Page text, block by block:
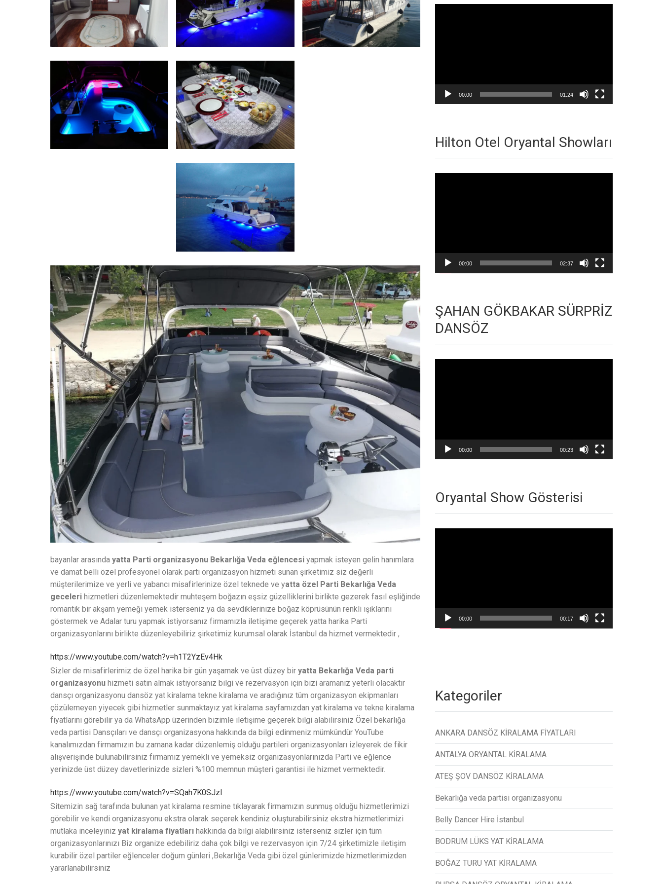
bayanlar arasında yatta Parti organizasyonu Bekarlığa Veda eğlencesi yapmak isteyen gelin hanımlara
ve damat belli özel profesyonel olarak parti organizasyon hizmeti sunan şirketimiz siz değerli
müşterilerimize ve yerli ve yabancı misafirlerinize özel teknede ve yatta özel Parti Bekarlığa Veda
geceleri hizmetleri düzenlemektedir muhteşem boğazın eşsiz güzelliklerini birlikte gezerek fasıl eşliğinde
romantik bir akşam yemeği yemek isterseniz ya da sevdiklerinize boğaz köprüsünün renkli ışıklarını
göstermek ve Adalar turu yapmak istiyorsanız firmamızla iletişime geçerek yatta harika Parti
organizasyonlarını birlikte düzenleyebiliriz şirketimiz kurumsal olarak İstanbul da hizmet vermektedir ,
https://www.youtube.com/watch?v=h1T2YzEv4Hk
Sizler de misafirlerimiz de özel harika bir gün yaşamak ve üst düzey bir yatta Bekarlığa Veda parti
organizasyonu hizmeti satın almak istiyorsanız bilgi ve rezervasyon için bizi aramanız yeterli olacaktır
dansçı organizasyonu dansöz yat kiralama tekne kiralama ve aradığınız tüm organizasyon ekipmanları
çözülemeyen yiyecek gibi hizmetler sunmaktayız yat kiralama sayfamızdan yat kiralama ve tekne kiralama
fiyatlarını görebilir ya da WhatsApp üzerinden bizimle iletişime geçerek bilgi alabilirsiniz Özel bekarlığa
veda partisi Dansçıları ve dansçı organizasyona hakkında da bilgi edinmeniz mümkündür YouTube
kanalımızdan firmamızın bu zamana kadar düzenlemiş olduğu partileri organizasyonları izleyerek de fikir
alışverişinde bulunabilirsiniz firmamız yemekli ve yemeksiz organizasyonlarınızda Parti ve eğlence
yerinizde üst düzey davetlerinizde sizleri %100 memnun müşteri garantisi ile hizmet vermektedir.
https://www.youtube.com/watch?v=SQah7K0SJzI
Sitemizin sağ tarafında bulunan yat kiralama resmine tıklayarak firmamızın sunmuş olduğu hizmetlerimizi
görebilir ve kendi organizasyonu ekstra olarak seçerek kendiniz oluşturabilirsiniz ekstra hizmetlerimizi
mutlaka inceleyiniz yat kiralama fiyatları hakkında da bilgi alabilirsiniz isterseniz sizler için tüm
organizasyonlarınızı Biz organize edebiliriz daha çok bilgi ve rezervasyon için 7/24 şirketimizle iletişim
kurabilir özel partiler eğlenceler doğum günleri ,Bekarlığa Veda gibi özel günlerimizde hizmetlerimizden
yararlanabilirsiniz
00:00 01:24
Hilton Otel Oryantal Showları
00:00 02:37
ŞAHAN GÖKBAKAR SÜRPRİZ
DANSÖZ
00:00 00:23
Oryantal Show Gösterisi
00:00 00:17
Kategoriler
ANKARA DANSÖZ KİRALAMA FİYATLARI
ANTALYA ORYANTAL KİRALAMA
ATEŞ ŞOV DANSÖZ KİRALAMA
Bekarlığa veda partisi organizasyonu
Belly Dancer Hire İstanbul
BODRUM LÜKS YAT KİRALAMA
BOĞAZ TURU YAT KİRALAMA